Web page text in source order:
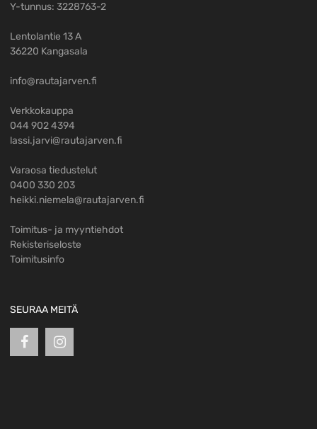
Y-tunnus: 3228763-2
Lentolantie 13 A
36220 Kangasala
info@rautajarven.fi
Verkkokauppa
044 902 4394
lassi.jarvi@rautajarven.fi
Varaosa tiedustelut
0400 330 203
heikki.niemela@rautajarven.fi
Toimitus- ja myyntiehdot
Rekisteriseloste
Toimitusinfo
SEURAA MEITÄ